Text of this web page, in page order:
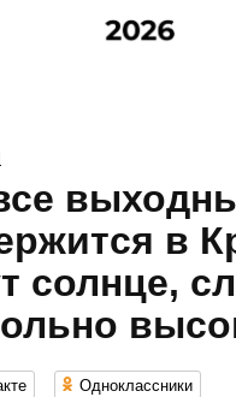
в
солнце,
Одноклассники